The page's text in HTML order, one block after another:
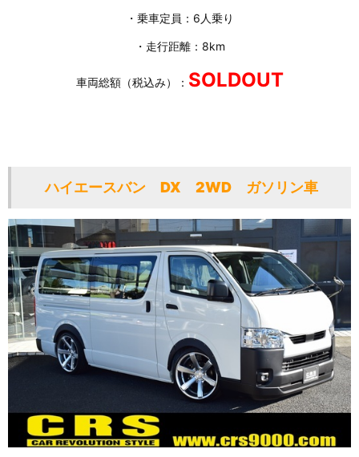
・乗車定員：6人乗り
・走行距離：8km
車両総額（税込み）： SOLDOUT
ハイエースバン DX 2WD ガソリン車